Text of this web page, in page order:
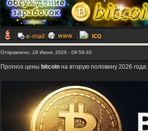
Отправлено: 18 Июня, 2026 - 09:58:40
Прогноз цены bitcoin на вторую половину 2026 года: